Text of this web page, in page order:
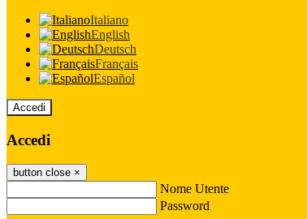
Italiano
English
Deutsch
Français
Español
Accedi
Accedi
button close ×
Nome Utente
Password